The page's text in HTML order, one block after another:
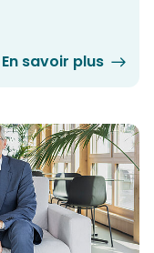
En savoir plus